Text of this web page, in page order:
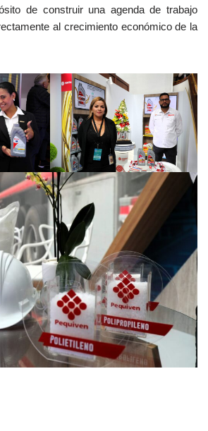
de construir una agenda de trabajo
al crecimiento económico de la